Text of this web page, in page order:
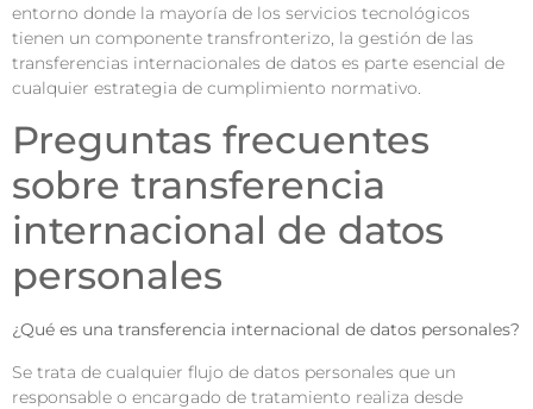
entorno donde la mayoría de los servicios tecnológicos
tienen un componente transfronterizo, la gestión de las
transferencias internacionales de datos es parte esencial de
cualquier estrategia de cumplimiento normativo.
Preguntas frecuentes
sobre transferencia
internacional de datos
personales
¿Qué es una transferencia internacional de datos personales?
Se trata de cualquier flujo de datos personales que un
responsable o encargado de tratamiento realiza desde